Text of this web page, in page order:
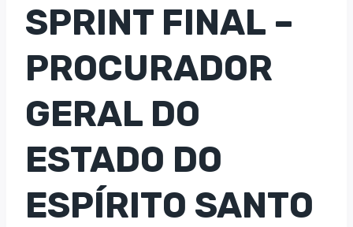
SPRINT FINAL –
PROCURADOR
GERAL DO
ESTADO DO
ESPÍRITO SANTO